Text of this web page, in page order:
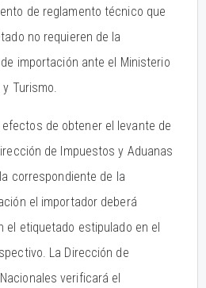
de reglamento técnico que
no requieren de la
importación ante el Ministerio
Turismo.
efectos de obtener el levante de
de Impuestos y Aduanas
correspondiente de la
el importador deberá
el etiquetado estipulado en el
La Dirección de
verificará el